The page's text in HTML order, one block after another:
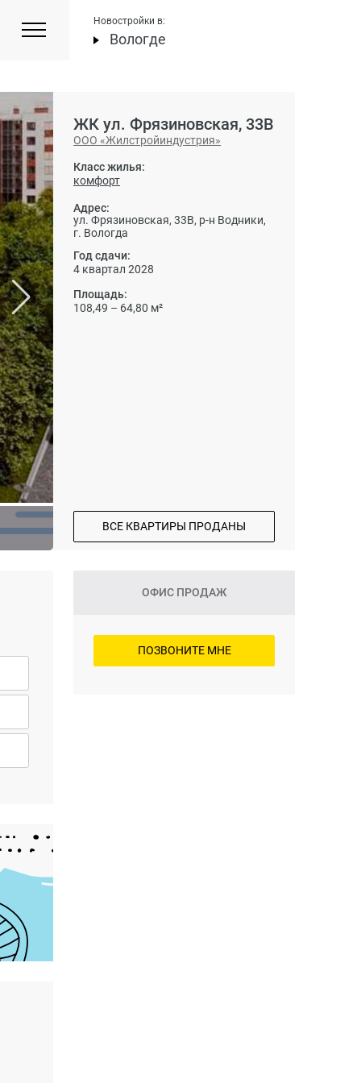
Новостройки в:
Вологде
ЖК ул. Фрязиновская, 33В
ООО «Жилстройиндустрия»
Класс жилья:
комфорт
Адрес:
ул. Фрязиновская, 33В, р-н Водники,
г. Вологда
Год сдачи:
4 квартал 2028
Площадь:
108,49 – 64,80 м²
ВСЕ КВАРТИРЫ ПРОДАНЫ
ОФИС ПРОДАЖ
ПОЗВОНИТЕ МНЕ